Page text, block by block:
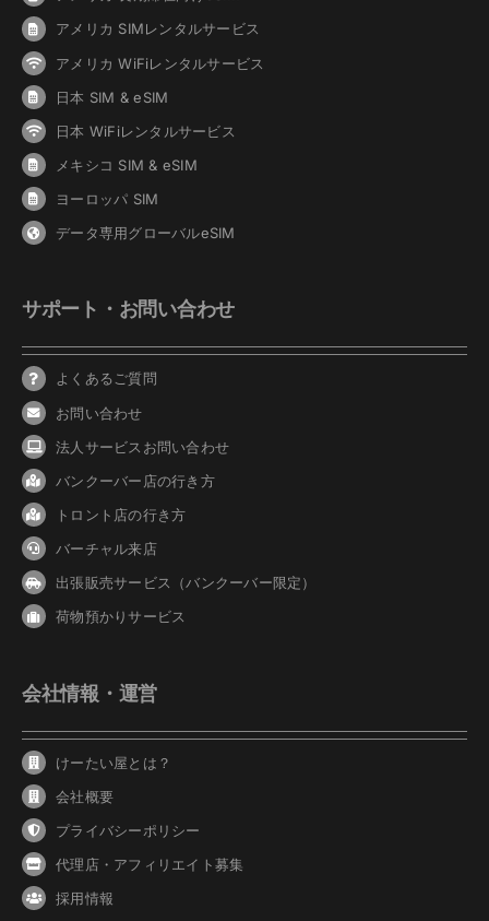
アメリカ SIMレンタルサービス
アメリカ WiFiレンタルサービス
日本 SIM & eSIM
日本 WiFiレンタルサービス
メキシコ SIM & eSIM
ヨーロッパ SIM
データ専用グローバルeSIM
サポート・お問い合わせ
よくあるご質問
お問い合わせ
法人サービスお問い合わせ
バンクーバー 店の行き方
トロント店の行き方
バーチャル来店
出張販売サービス（バンクーバー限定）
荷物預かりサービス
会社情報・運営
けーたい屋とは？
会社概要
プライバシーポリシー
代理店・アフィリエイト募集
採用情報